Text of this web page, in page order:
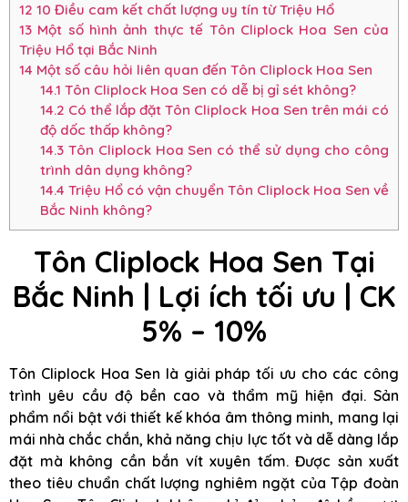
12 10 Điều cam kết chất lượng uy tín từ Triệu Hổ
13 Một số hình ảnh thực tế Tôn Cliplock Hoa Sen của
Triệu Hổ tại Bắc Ninh
14 Một số câu hỏi liên quan đến Tôn Cliplock Hoa Sen
14.1 Tôn Cliplock Hoa Sen có dễ bị gỉ sét không?
14.2 Có thể lắp đặt Tôn Cliplock Hoa Sen trên mái có
độ dốc thấp không?
14.3Tôn Cliplock Hoa Sen có thể sử dụng cho công
trình dân dụng không?
14.4 Triệu Hổ có vận chuyển Tôn Cliplock Hoa Sen về
Bắc Ninh không?
Tôn Cliplock Hoa Sen Tại
Bắc Ninh | Lợi ích tối ưu | CK
5% – 10%
Tôn Cliplock Hoa Sen là giải pháp tối ưu cho các công
trình yêu cầu độ bền cao và thẩm mỹ hiện đại. Sản
phẩm nổi bật với thiết kế khóa âm thông minh, mang lại
mái nhà chắc chắn, khả năng chịu lực tốt và dễ dàng lắp
đặt mà không cần bắn vít xuyên tấm. Được sản xuất
theo tiêu chuẩn chất lượng nghiêm ngặt của Tập đoàn